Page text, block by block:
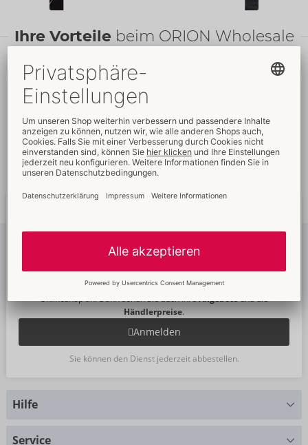
Ihre Vorteilebeim ORION Wholesale
FairePreise
Verkaufsfördernde
Verpackungen
Kundenservice
Schnelleweltweite
Lieferung
NeueTrends
abonnieren
Um unseren Newsletter zu abonnieren, melden Sie sich bitte im
Onlineshop an. Dann sehen Sie auch IhreAngeboteund die
Händlerpreise.
Anmelden
Sie können den Dienst jederzeit abbestellen.
Hilfe
Service